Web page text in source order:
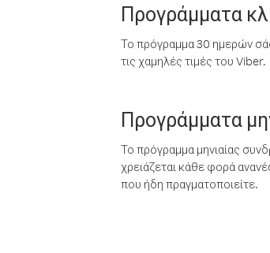
Προγράμματα
Το πρόγραμμα 30 ημερών
τις χαμηλές τιμές του Viber.
Προγράμματα
Το πρόγραμμα μηνιαίας
χρειάζεται κάθε φορά
που ήδη πραγματοποιείτε.